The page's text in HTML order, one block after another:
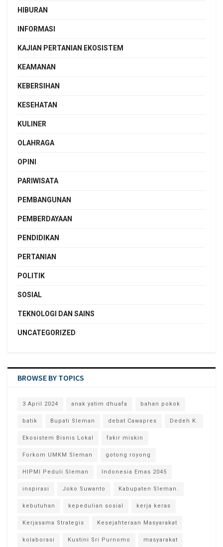
HIBURAN
INFORMASI
KAJIAN PERTANIAN EKOSISTEM
KEAMANAN
KEBERSIHAN
KESEHATAN
KULINER
OLAHRAGA
OPINI
PARIWISATA
PEMBANGUNAN
PEMBERDAYAAN
PENDIDIKAN
PERTANIAN
POLITIK
SOSIAL
TEKNOLOGI DAN SAINS
UNCATEGORIZED
BROWSE BY TOPICS
3 April 2024 anak yatim dhuafa bahan pokok
batik Bupati Sleman debat Cawapres Dedeh K.
Ekosistem Bisnis Lokal fakir miskin
Forkom UMKM Sleman gotong royong
HIPMI Peduli Sleman Indonesia Emas 2045
inspirasi Joko Suwanto Kabupaten Sleman.
kebutuhan kepedulian sosial kerja keras
Kerjasama Strategis Kesejahteraan Masyarakat
kolaborasi Kustini Sri Purnomo masyarakat